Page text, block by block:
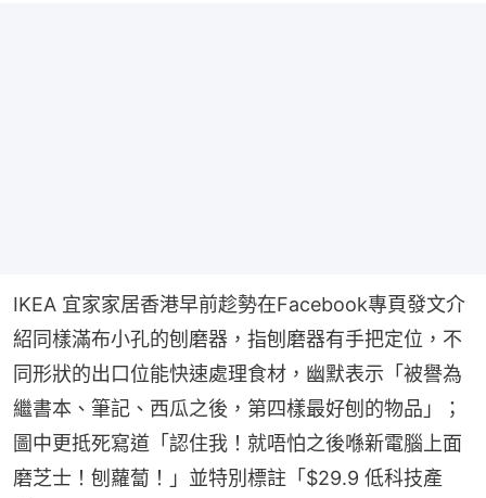
IKEA 宜家家居香港早前趁勢在Facebook專頁發文介
紹同樣滿布小孔的刨磨器，指刨磨器有手把定位，不
同形狀的出口位能快速處理食材，幽默表示「被譽為
繼書本、筆記、西瓜之後，第四樣最好刨的物品」；
圖中更抵死寫道「認住我！就唔怕之後喺新電腦上面
磨芝士！刨蘿蔔！」並特別標註「$29.9 低科技產